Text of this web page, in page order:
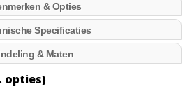
& Opties
Specificaties
& Maten
opties)